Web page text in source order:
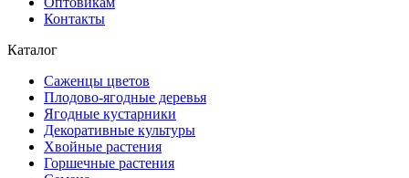
Контакты
Каталог
Саженцы цветов
Плодово-ягодные деревья
Ягодные кустарники
Декоративные культуры
Хвойные растения
Горшечные растения